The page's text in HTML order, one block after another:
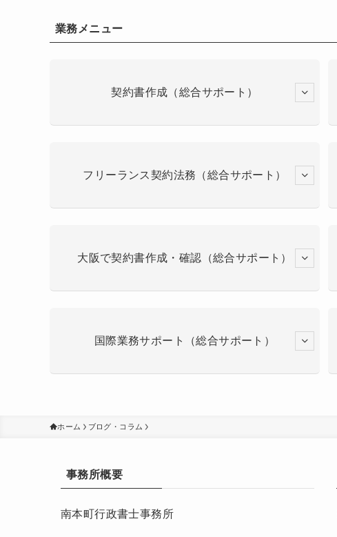
業務メニュー
契約書作成（総合サポート）
フリーランス契約法務（総合サポート）
大阪で契約書作成・確認（総合サポート）
国際業務サポート（総合サポート）
ホーム ブログ・コラム
事務所概要
南本町行政書士事務所